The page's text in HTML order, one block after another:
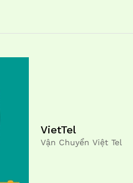
VietTel
Vận Chuyển Việt Tel